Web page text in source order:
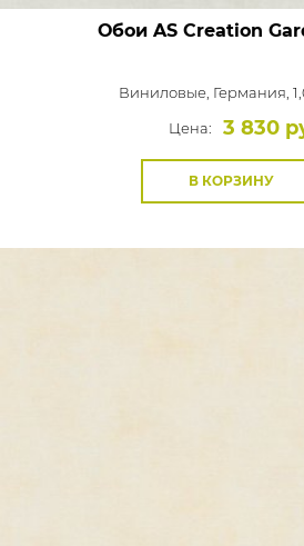
Обои AS Creation
Виниловые, Германия,
Цена:
3 830
В КОРЗИНУ